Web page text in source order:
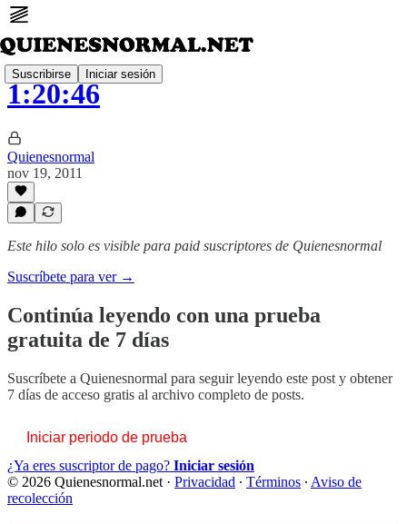
Suscribirse Iniciar sesión
1:20:46
Quienesnormal
nov 19, 2011
Este hilo solo es visible para paid suscriptores de Quienesnormal
Suscríbete para ver →
Continúa leyendo con una prueba
gratuita de 7 días
Suscríbete a Quienesnormal para seguir leyendo este post y obtener
7 días de acceso gratis al archivo completo de posts.
Iniciar periodo de prueba
¿Ya eres suscriptor de pago? Iniciar sesión
© 2026 Quienesnormal.net · Privacidad ∙ Términos ∙ Aviso de
recolección